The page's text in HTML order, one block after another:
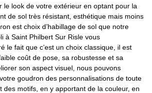
le look de votre extérieur en optant pour la
de sol très résistant, esthétique mais moins
est choix d’habillage de sol que notre
à Saint Philbert Sur Risle vous
le fait que c’est un choix classique, il est
coût de pose, sa robustesse et sa
son aspect visuel, nous pouvons
goudron des personnalisations de toute
des motifs, en y apportant de la couleur, en